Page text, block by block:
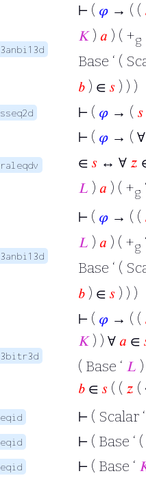
3anbi13d
⊢ ( 𝜑 → ( (
𝐾) 𝑎 ) ( +g
Base ‘ (
𝑏 ) ∈ 𝑠 ) ) )
sseq2d ⊢ ( 𝜑 → ( 𝑠
raleqdv
⊢ ( 𝜑 → (
∈ 𝑠 ↔ ∀ 𝑧
𝐿 ) 𝑎 ) ( +g
3anbi13d
⊢ ( 𝜑 → ( (
𝐿 ) 𝑎 ) ( +g
Base ‘ (
𝑏 ) ∈ 𝑠 ) ) )
3bitr3d
⊢ ( 𝜑 → ( (
𝐾) ) ∀𝑎 ∈
( Base ‘ 𝐿
𝑏 ∈ 𝑠 ( ( 𝑧 (
eqid ⊢ ( Scalar
eqid ⊢ ( Base ‘
eqid ⊢ ( Base ‘